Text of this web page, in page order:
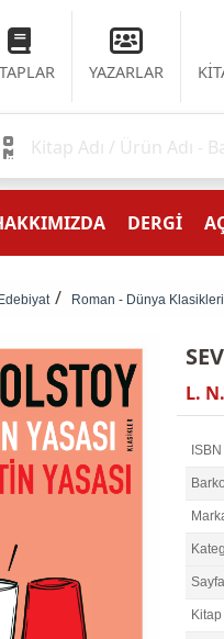
YAZARLAR
DERGİ
Edebiyat Roman - Dünya Klasikleri
L.
ISBN